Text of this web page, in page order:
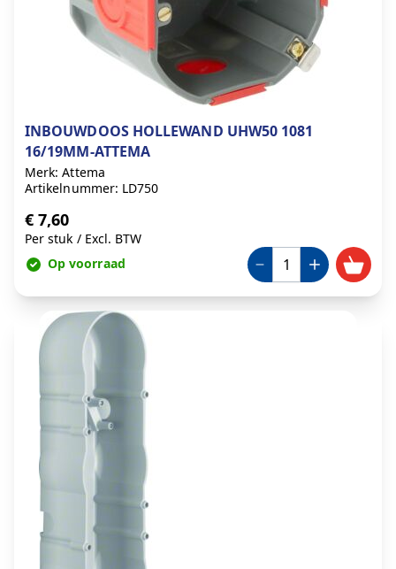
INBOUWDOOS HOLLEWAND UHW50 1081
16/19MM-ATTEMA
Merk: Attema
Artikelnummer: LD750
€ 7,60
Per stuk / Excl. BTW
Op voorraad